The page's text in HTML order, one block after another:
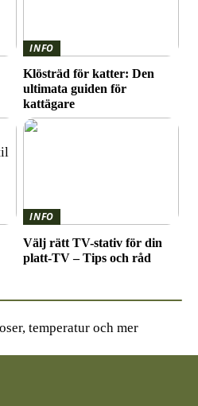
INFO
Klösträd för katter: Den
ultimata guiden för
kattägare
INFO
Välj rätt TV-stativ för din
platt-TV – Tips och råd
temperatur och mer